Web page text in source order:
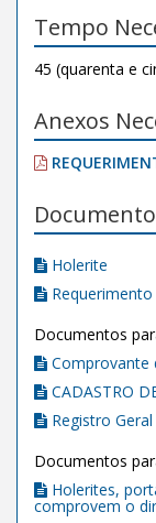
Tempo
45 (quarenta e
Anexos
Holerite
Requerimento
Documentos
Comprovante
CADASTRO
Registro Geral
Documentos
Holerites,
comprovem o